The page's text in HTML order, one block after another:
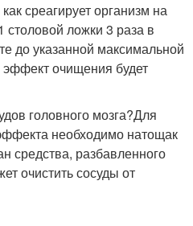
среагирует организм на
столовой ложки 3 раза в
до указанной максимальной
эффект очищения будет
головного мозга?Для
необходимо натощак
средства, разбавленного
очистить сосуды от